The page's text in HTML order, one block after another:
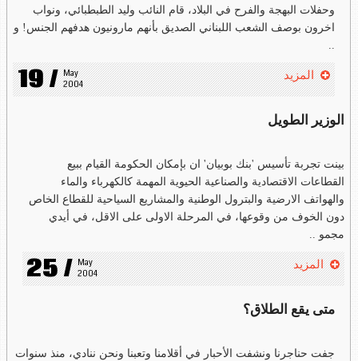
وحفلات البهجة والفرح في البلاد، قام النائب وليد الطبطبائي، ونواب
اخرون بوصف الشعب اللبناني الصديق بأنهم مارونيون هدفهم الجنس! و
..
19 / May
2004
المزيد
الوزير الطويل
بينت تجربة تأسيس 'بنك بوبيان' ان بإمكان الحكومة القيام ببيع
القطاعات الاقتصادية والصناعية الحيوية المهمة كالكهرباء والماء
والهواتف الارضية والبترول الوطنية والمشاريع السياحية للقطاع الخاص
دون الخوف من وقوعها، في المرحلة الاولى على الاقل، في أيدي
مجمو ..
25 / May
2004
المزيد
متى يقع الطلاق؟
جفت حناجرنا ونشفت الأحبار في أقلامنا وتعبنا ونحن ننادي، منذ سنوات